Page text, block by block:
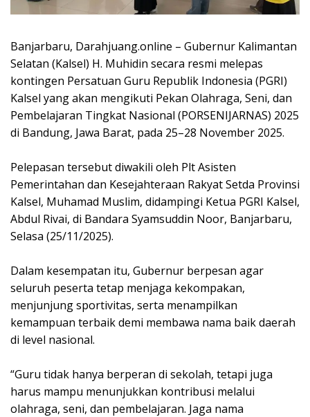
Banjarbaru, Darahjuang.online – Gubernur Kalimantan
Selatan (Kalsel) H. Muhidin secara resmi melepas
kontingen Persatuan Guru Republik Indonesia (PGRI)
Kalsel yang akan mengikuti Pekan Olahraga, Seni, dan
Pembelajaran Tingkat Nasional (PORSENIJARNAS) 2025
di Bandung, Jawa Barat, pada 25–28 November 2025.
Pelepasan tersebut diwakili oleh Plt Asisten
Pemerintahan dan Kesejahteraan Rakyat Setda Provinsi
Kalsel, Muhamad Muslim, didampingi Ketua PGRI Kalsel,
Abdul Rivai, di Bandara Syamsuddin Noor, Banjarbaru,
Selasa (25/11/2025).
Dalam kesempatan itu, Gubernur berpesan agar
seluruh peserta tetap menjaga kekompakan,
menjunjung sportivitas, serta menampilkan
kemampuan terbaik demi membawa nama baik daerah
di level nasional.
“Guru tidak hanya berperan di sekolah, tetapi juga
harus mampu menunjukkan kontribusi melalui
olahraga, seni, dan pembelajaran. Jaga nama